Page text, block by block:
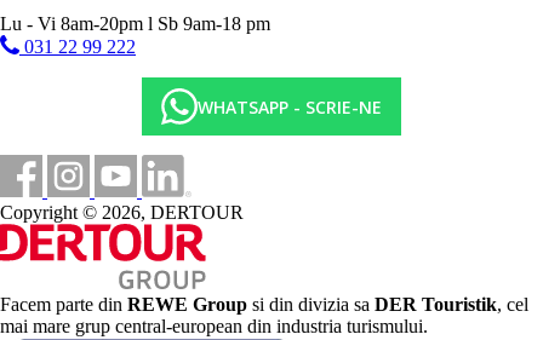
de catre client direct la receptia hotelului.
Taxa turistica
Incepand cu 2025, in Grecia exista obligatia de a plati taxa
climatica in functie de categoria de hotel. Taxa nu este inclusa in
tariful ofertei si va fi achitata de catre client la receptia hotelului.
Noile taxe de statiune in Grecia sunt (Aprilie – Octombrie):
10.00 €. Tarifele afisate sunt pe camera/noapte.
Distanţe
Distanta de cel mai apropiat aeroport
Lu - Vi 8am-20pm l Sb 9am-18 pm
031 22 99 222
WHATSAPP - SCRIE-NE
Copyright © 2026, DERTOUR
Facem parte din REWE Group si din divizia sa DER Touristik, cel
mai mare grup central-european din industria turismului.